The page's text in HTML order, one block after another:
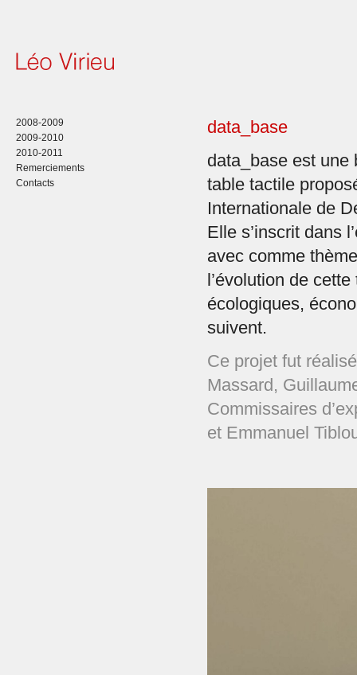
2008-2009
2009-2010
2010-2011
Remerciements
Contacts
data_base
data_base est une
table tactile
Internationale de
Elle s’inscrit dans
avec comme
l’évolution de
écologiques,
suivent.
Ce projet fut
Massard,
Commissaires
et Emmanuel